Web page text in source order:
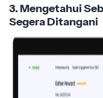
3. Mengetahui
Segera Ditangani